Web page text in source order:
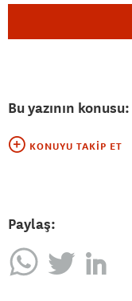
Bu yazının konusu:
KONUYU TAKIP ET
Paylaş: